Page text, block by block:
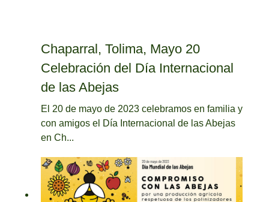
Chaparral, Tolima, Mayo 20
Celebración del Día Internacional
de las Abejas
El 20 de mayo de 2023 celebramos en familia y
con amigos el Día Internacional de las Abejas
en Ch...